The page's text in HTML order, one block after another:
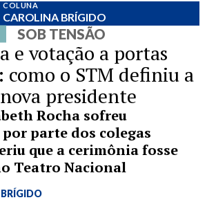
COLUNA
CAROLINA BRÍGIDO
SOB TENSÃO
e votação a portas
como o STM definiu a
presidente
Rocha sofreu
parte dos colegas
que a cerimônia fosse
Teatro Nacional